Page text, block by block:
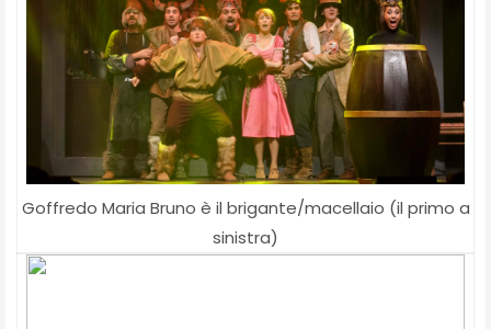
Goffredo Maria Bruno è il brigante/macellaio (il primo a
sinistra)